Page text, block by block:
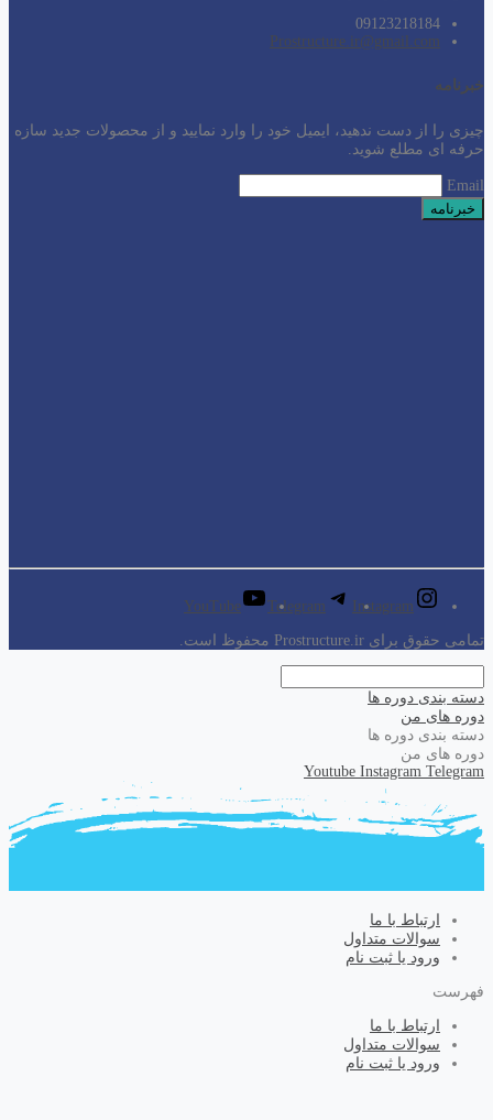
09123218184
Prostructure.ir@gmail.com
خبرنامه
چیزی را از دست ندهید، ایمیل خود را وارد نمایید و از محصولات جدید سازه
حرفه ای مطلع شوید.
Email
Instagram
Telegram
YouTube
تمامی حقوق برای Prostructure.ir محفوظ است.
دسته بندی دوره ها
دوره های من
دسته بندی دوره ها
دوره های من
Youtube Instagram Telegram
ارتباط با ما
سوالات متداول
ورود یا ثبت نام
فهرست
ارتباط با ما
سوالات متداول
ورود یا ثبت نام